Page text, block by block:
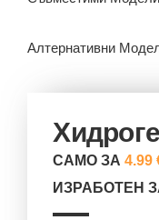
Алтернативни
САМО ЗА4.99
ИЗРАБОТЕН